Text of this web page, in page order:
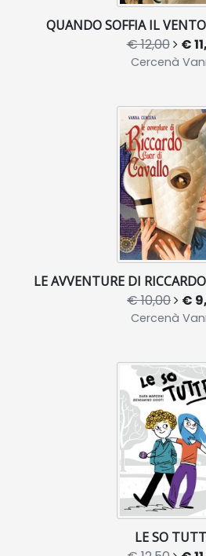
QUANDO SOFFIA IL
€ 12,00 €
Cercenà
LE AVVENTURE DI
€ 10,00 €
Cercenà
LE SO